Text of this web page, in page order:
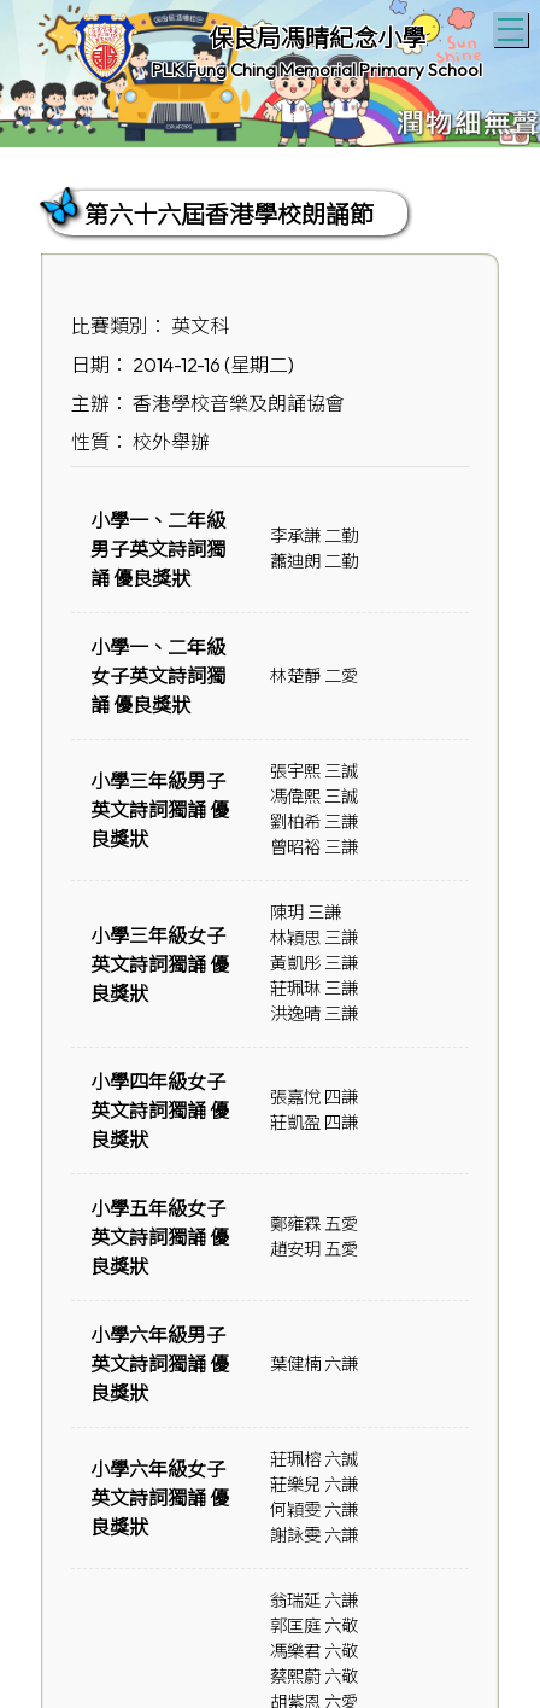
保良局馮晴紀念小學
PLK Fung Ching Memorial Primary School
第六十六屆香港學校朗誦節
比賽類別： 英文科
日期： 2014-12-16 (星期二)
主辦： 香港學校音樂及朗誦協會
性質： 校外舉辦
小學一、二年級
男子英文詩詞獨
誦 優良獎狀
李承謙 二勤
蕭迪朗 二勤
小學一、二年級
女子英文詩詞獨
誦 優良獎狀
林楚靜 二愛
小學三年級男子
英文詩詞獨誦 優
良獎狀
張宇熙 三誠
馮偉熙 三誠
劉柏希 三謙
曾昭裕 三謙
小學三年級女子
英文詩詞獨誦 優
良獎狀
陳玥 三謙
林穎思 三謙
黃凱彤 三謙
莊珮琳 三謙
洪逸晴 三謙
小學四年級女子
英文詩詞獨誦 優
良獎狀
張嘉悅 四謙
莊凱盈 四謙
小學五年級女子
英文詩詞獨誦 優
良獎狀
鄭雍霖 五愛
趙安玥 五愛
小學六年級男子
英文詩詞獨誦 優
良獎狀
葉健楠 六謙
小學六年級女子
英文詩詞獨誦 優
良獎狀
莊珮榕 六誠
莊樂兒 六謙
何穎雯 六謙
謝詠雯 六謙
翁瑞延 六謙
郭匡庭 六敬
馮樂君 六敬
蔡熙蔚 六敬
胡紫恩 六愛